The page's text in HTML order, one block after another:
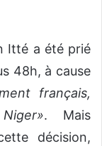
Itté a été prié
48h, à cause
français,
. Mais
décision,